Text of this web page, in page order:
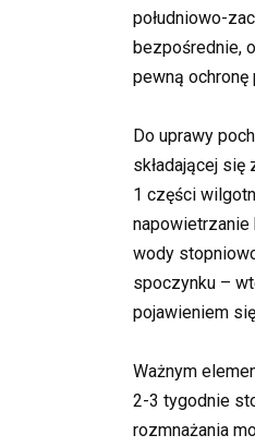
południowo-
bezpośrednie,
pewną ochronę
Do uprawy
składającej
1 części
napowietrzanie
wody
spoczynku –
pojawieniem
Ważnym
2-3 tygodnie
rozmnażania